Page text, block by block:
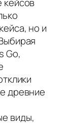
но и
Go,
древние
виды,